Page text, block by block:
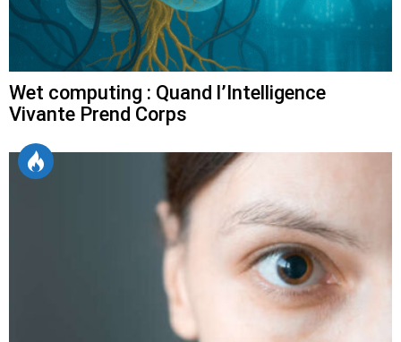
Wet computing : Quand l’Intelligence
Vivante Prend Corps